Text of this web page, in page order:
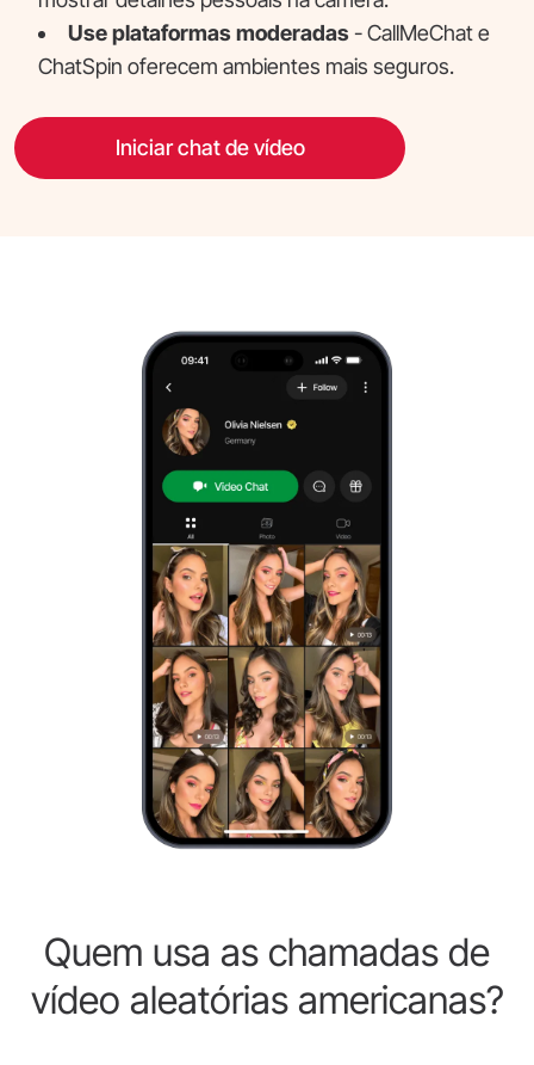
Use plataformas moderadas - CallMeChat e
ChatSpin oferecem ambientes mais seguros.
Iniciar chat de vídeo
Quem usa as chamadas de
vídeo aleatórias americanas?